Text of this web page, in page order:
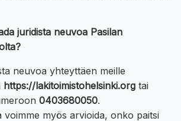
juridista neuvoa Pasilan
neuvoa yhteyttäen meille
https://lakitoimistohelsinki.org tai
0403680050.
voimme myös arvioida, onko paitsi